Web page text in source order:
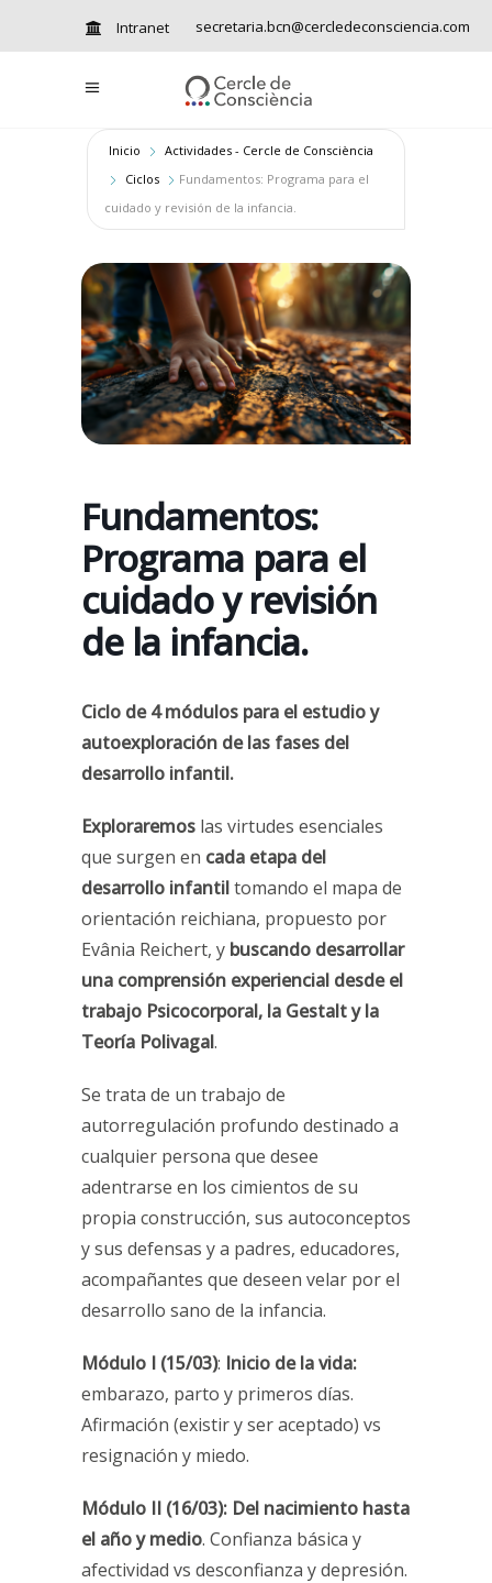
Intranet secretaria.bcn@cercledeconsciencia.com
Inicio
Actividades - Cercle de Consciència
Ciclos
Fundamentos: Programa para el
cuidado y revisión de la infancia.
Fundamentos:
Programa para el
cuidado y revisión
de la infancia.
Ciclo de 4 módulos para el estudio y
autoexploración de las fases del
desarrollo infantil.
Exploraremos las virtudes esenciales
que surgen en cada etapa del
desarrollo infantiltomando el mapa de
orientación reichiana, propuesto por
Evânia Reichert, y buscando desarrollar
una comprensión experiencial desde el
trabajo Psicocorporal, la Gestalt y la
Teoría Polivagal.
Se trata de un trabajo de
autorregulación profundo destinado a
cualquier persona que desee
adentrarse en los cimientos de su
propia construcción, sus autoconceptos
y sus defensas y a padres, educadores,
acompañantes que deseen velar por el
desarrollo sano de la infancia.
Módulo I (15/03): Inicio de la vida:
embarazo, parto y primeros días.
Afirmación (existir y ser aceptado) vs
resignación y miedo.
Módulo II (16/03): Del nacimiento hasta
el año y medio. Confianza básica y
afectividad vs desconfianza y depresión.